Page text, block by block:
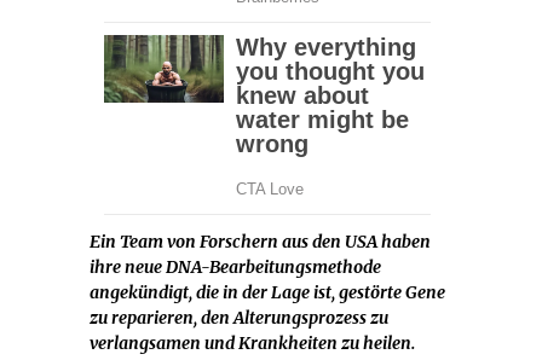
Ein Team von Forschern aus den USA haben
ihre neue DNA-Bearbeitungsmethode
angekündigt, die in der Lage ist, gestörte Gene
zu reparieren, den Alterungsprozess zu
verlangsamen und Krankheiten zu heilen.